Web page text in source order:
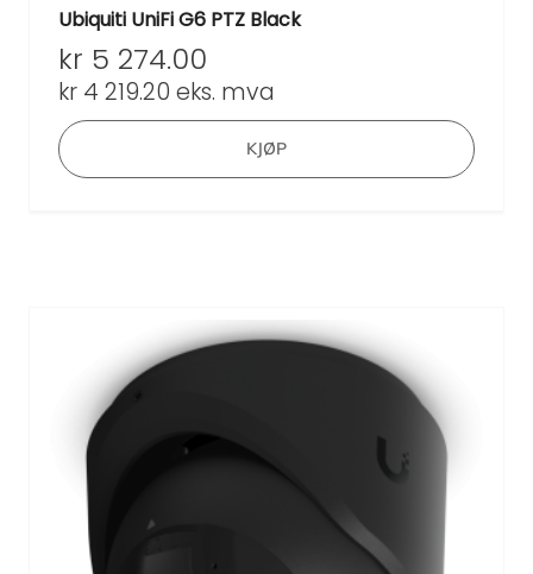
Ubiquiti UniFi G6 PTZ Black
kr 5 274.00
kr 4 219.20 eks. mva
KJØP